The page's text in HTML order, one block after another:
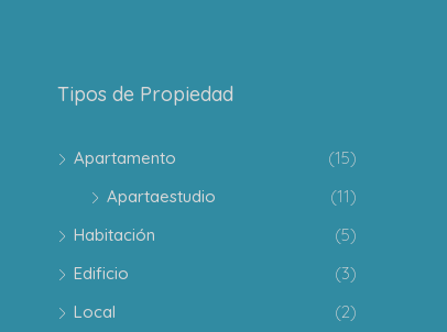
Tipos de Propiedad
Apartamento
(15)
Apartaestudio
(11)
Habitación
(5)
Edificio
(3)
Local
(2)